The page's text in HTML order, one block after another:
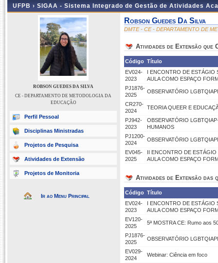
UFPB › SIGAA - Sistema Integrado de Gestão de Atividades
ROBSON GUEDES DA SILVA
CE - DEPARTAMENTO DE METODOLOGIA DA
EDUCAÇÃO
Perfil Pessoal
Disciplinas Ministradas
Projetos de Pesquisa
Atividades de Extensão
Projetos de Monitoria
Ir ao Menu Principal
Robson Guedes Da Silva
DMTE - CE - DEPARTAMENTO DE
Atividades de Extensão que
Código Título
EV024-
2023
I ENCONTRO DE ESTÁGIO
AULA COMO ESPAÇO
PJ1876-
2025
OBSERVATÓRIO
CR270-
2024
TEORIA QUEER E
PJ942-
2023
OBSERVATÓRIO
HUMANOS
PJ1200-
2024
OBSERVATÓRIO
EV045-
2025
II ENCONTRO DE ESTÁGIO
AULA COMO ESPAÇO
Atividades de Extensão das
Código Título
EV024-
2023
I ENCONTRO DE ESTÁGIO
AULA COMO ESPAÇO
EV120-
2025
5ª MOSTRA CE: Rumo aos
PJ1876-
2025
OBSERVATÓRIO
EV029-
2024
Webinar: Ciência em foco